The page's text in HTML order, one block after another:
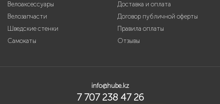
Велоаксессуары
Велозапчасти
Шведские стенки
Самокаты
Доставка и оплата
Договор публичной оферты
Правила оплаты
Отзывы
info@hube.kz
7 707 238 47 26